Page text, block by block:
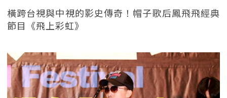
橫跨台視與中視的影史傳奇！帽子歌后鳳飛飛經典
節目《飛上彩虹》